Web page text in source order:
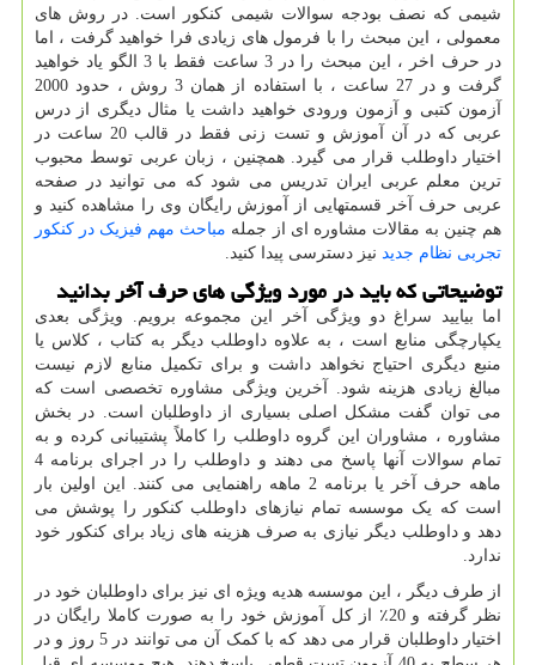
شیمی که نصف بودجه سوالات شیمی کنکور است. در روش های
معمولی ، این مبحث را با فرمول های زیادی فرا خواهید گرفت ، اما
در حرف اخر ، این مبحث را در 3 ساعت فقط با 3 الگو یاد خواهید
گرفت و در 27 ساعت ، با استفاده از همان 3 روش ، حدود 2000
آزمون کتبی و آزمون ورودی خواهید داشت یا مثال دیگری از درس
عربی که در آن آموزش و تست زنی فقط در قالب 20 ساعت در
اختیار داوطلب قرار می گیرد. همچنین ، زبان عربی توسط محبوب
ترین معلم عربی ایران تدریس می شود که می توانید در صفحه
عربی حرف آخر قسمتهایی از آموزش رایگان وی را مشاهده کنید و
هم چنین به مقالات مشاوره ای از جمله مباحث مهم فیزیک در کنکور
تجربی نظام جدید نیز دسترسی پیدا کنید.
توضیحاتی که باید در مورد ویژگی های حرف آخر بدانید
اما بیایید سراغ دو ویژگی آخر این مجموعه برویم. ویژگی بعدی
یکپارچگی منابع است ، به علاوه داوطلب دیگر به کتاب ، کلاس یا
منبع دیگری احتیاج نخواهد داشت و برای تکمیل منابع لازم نیست
مبالغ زیادی هزینه شود. آخرین ویژگی مشاوره تخصصی است که
می توان گفت مشکل اصلی بسیاری از داوطلبان است. در بخش
مشاوره ، مشاوران این گروه داوطلب را كاملاً پشتیبانی كرده و به
تمام سوالات آنها پاسخ می دهند و داوطلب را در اجرای برنامه 4
ماهه حرف آخر یا برنامه 2 ماهه راهنمایی می كنند. این اولین بار
است که یک موسسه تمام نیازهای داوطلب کنکور را پوشش می
دهد و داوطلب دیگر نیازی به صرف هزینه های زیاد برای کنکور خود
ندارد.
از طرف دیگر ، این موسسه هدیه ویژه ای نیز برای داوطلبان خود در
نظر گرفته و 20٪ از کل آموزش خود را به صورت کاملا رایگان در
اختیار داوطلبان قرار می دهد که با کمک آن می توانند در 5 روز و در